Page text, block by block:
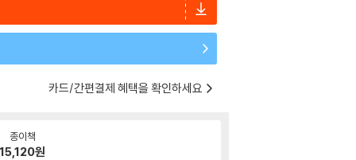
카드/간편결제 혜택을 확인하세요
종이책
15,120원